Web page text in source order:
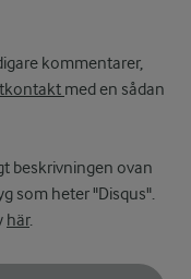
kommentarer,
med en sådan
beskrivningen ovan
som heter "Disqus".
här.